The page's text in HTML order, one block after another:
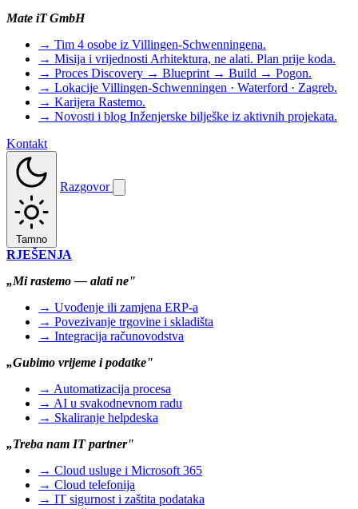
Mate iT GmbH
→ Tim 4 osobe iz Villingen-Schwenningena.
→ Misija i vrijednosti Arhitektura, ne alati. Plan prije koda.
→ Proces Discovery → Blueprint → Build → Pogon.
→ Lokacije Villingen-Schwenningen · Waterford · Zagreb.
→ Karijera Rastemo.
→ Novosti i blog Inženjerske bilješke iz aktivnih projekata.
Kontakt
Tamno
Razgovor
RJEŠENJA
„Mi rastemo — alati ne"
→ Uvođenje ili zamjena ERP-a
→ Povezivanje trgovine i skladišta
→ Integracija računovodstva
„Gubimo vrijeme i podatke"
→ Automatizacija procesa
→ AI u svakodnevnom radu
→ Skaliranje helpdeska
„Treba nam IT partner"
→ Cloud usluge i Microsoft 365
→ Cloud telefonija
→ IT sigurnost i zaštita podataka